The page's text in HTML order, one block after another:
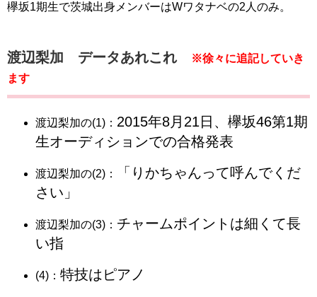
欅坂1期生で茨城出身メンバーはWワタナベの2人のみ。
渡辺梨加 データあれこれ
※徐々に追記していき
ます
渡辺梨加の(1)： 2015年8月21日、欅坂46第1期
生オーディションでの合格発表
渡辺梨加の(2)：
「りかちゃんって呼んでくだ
さい」
渡辺梨加の(3)： チャームポイントは細くて長
い指
(4)： 特技はピアノ